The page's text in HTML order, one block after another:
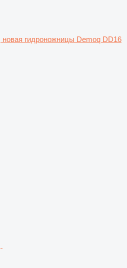
новая гидроножницы Demoq DD16